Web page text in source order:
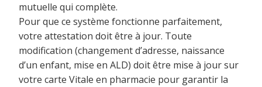
mutuelle qui complète.
Pour que ce système fonctionne parfaitement,
votre attestation doit être à jour. Toute
modification (changement d’adresse, naissance
d’un enfant, mise en ALD) doit être mise à jour sur
votre carte Vitale en pharmacie pour garantir la